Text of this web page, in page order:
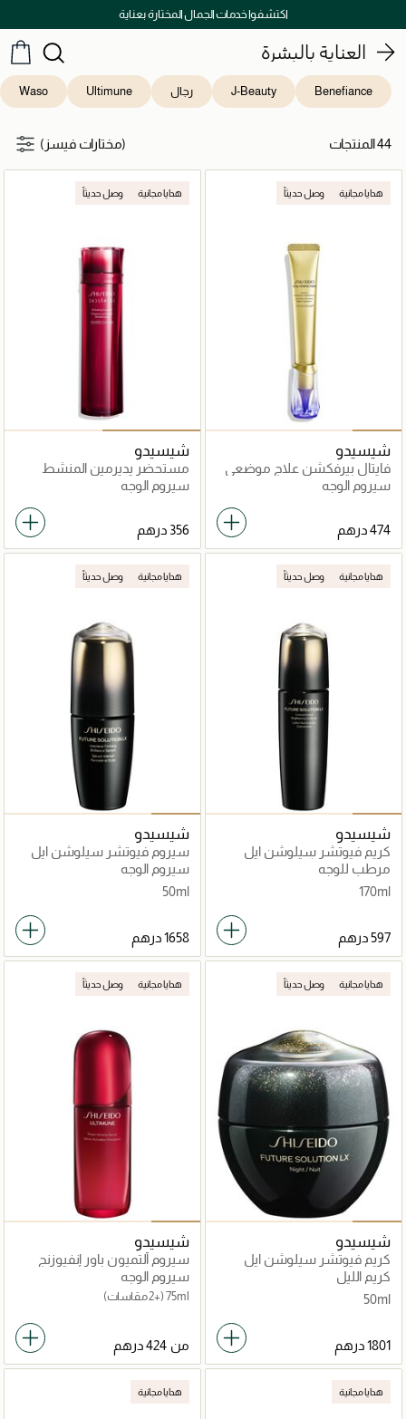
اكتشفوا خدمات الجمال المختارة بعناية
العناية بالبشرة
Benefiance
J-Beauty رجال Ultimune
Waso
44 المنتجات (مختارات فيسز)
هدايا مجانية وصل حديثاً
شيسيدو
فايتال بيرفكشن علاج موضعي
مكثف للتجاعيد A+
سيروم الوجه
هدايا مجانية وصل حديثاً
شيسيدو
مستحضر يديرمين المنشط
100مل
سيروم الوجه
هدايا مجانية وصل حديثاً
شيسيدو
كريم فيوتشر سيلوشن ايل
اكس مُلين مُركّز لتفتيح البشرة
مرطب للوجه
170ml
هدايا مجانية وصل حديثاً
شيسيدو
سيروم فيوتشر سيلوشن ايل
اكس مكثف لشد وإشراقة
البشرة
سيروم الوجه
50ml
هدايا مجانية وصل حديثاً
شيسيدو
كريم فيوتشر سيلوشن ايل
اكس تجديد شامل
كريم الليل
50ml
هدايا مجانية وصل حديثاً
شيسيدو
سيروم ألتميون باور إنفيوزنج
كونسنترت 4.0
سيروم الوجه
75ml (+2 مقاسات)
من
هدايا مجانية هدايا مجانية